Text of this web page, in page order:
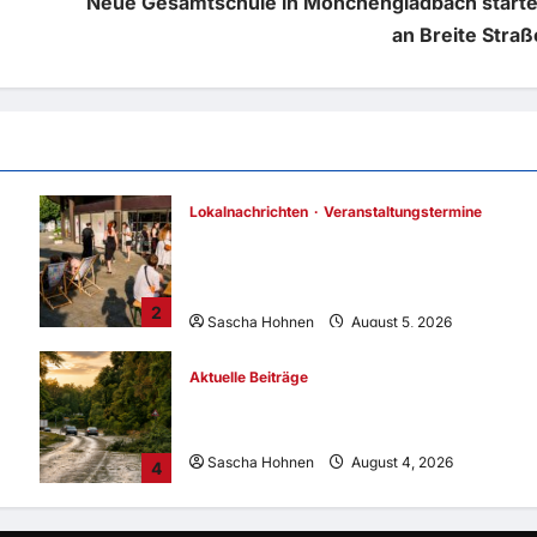
an Breite
2
Lokalnachrichten Veranstaltungstermine
Sascha Hohnen August 5, 2026
4
Aktuelle Beiträge
Sascha Hohnen August 4, 2026